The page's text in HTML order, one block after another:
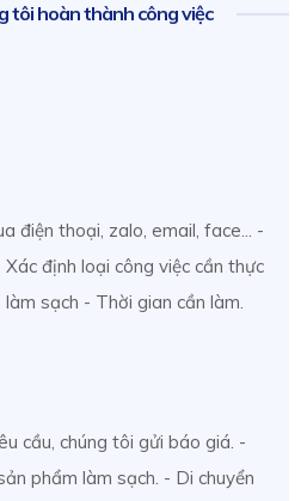
tôi hoàn thành công việc
điện thoại, zalo, email, face... -
định loại công việc cần thực
sạch - Thời gian cần làm.
cầu, chúng tôi gửi báo giá. -
phẩm làm sạch. - Di chuyển